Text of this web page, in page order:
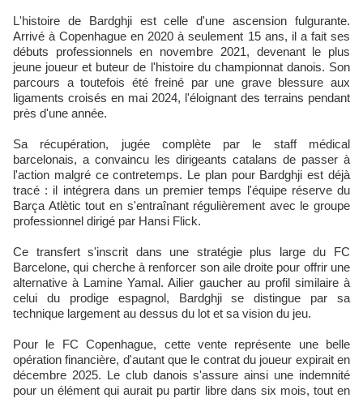
L'histoire de Bardghji est celle d'une ascension fulgurante.
Arrivé à Copenhague en 2020 à seulement 15 ans, il a fait ses
débuts professionnels en novembre 2021, devenant le plus
jeune joueur et buteur de l'histoire du championnat danois. Son
parcours a toutefois été freiné par une grave blessure aux
ligaments croisés en mai 2024, l'éloignant des terrains pendant
près d'une année.
Sa récupération, jugée complète par le staff médical
barcelonais, a convaincu les dirigeants catalans de passer à
l'action malgré ce contretemps. Le plan pour Bardghji est déjà
tracé : il intégrera dans un premier temps l'équipe réserve du
Barça Atlètic tout en s'entraînant régulièrement avec le groupe
professionnel dirigé par Hansi Flick.
Ce transfert s'inscrit dans une stratégie plus large du FC
Barcelone, qui cherche à renforcer son aile droite pour offrir une
alternative à Lamine Yamal. Ailier gaucher au profil similaire à
celui du prodige espagnol, Bardghji se distingue par sa
technique largement au dessus du lot et sa vision du jeu.
Pour le FC Copenhague, cette vente représente une belle
opération financière, d'autant que le contrat du joueur expirait en
décembre 2025. Le club danois s'assure ainsi une indemnité
pour un élément qui aurait pu partir libre dans six mois, tout en